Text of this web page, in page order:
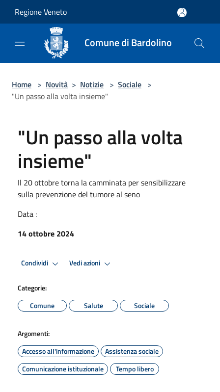
Regione Veneto
Comune di Bardolino
Home > Novità > Notizie > Sociale >
"Un passo alla volta insieme"
"Un passo alla volta
insieme"
Il 20 ottobre torna la camminata per sensibilizzare
sulla prevenzione del tumore al seno
Data :
14 ottobre 2024
Condividi Vedi azioni
Categorie:
Comune
Salute Sociale
Argomenti:
Accesso all'informazione
Assistenza sociale
Comunicazione istituzionale
Tempo libero